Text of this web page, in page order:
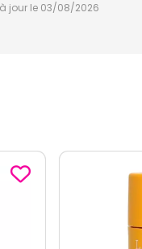
jour le 03/08/2026